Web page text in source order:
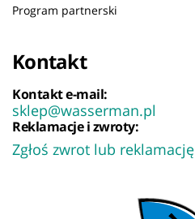
Program partnerski
Kontakt
Kontakt e-mail:
sklep@wasserman.pl
Reklamacje i zwroty:
Zgłoś zwrot lub reklamację